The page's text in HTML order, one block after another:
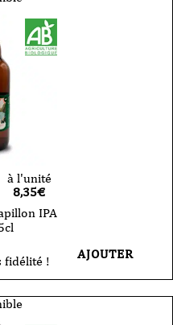
à l'unité
8,35€
IPA
fidélité ! AJOUTER